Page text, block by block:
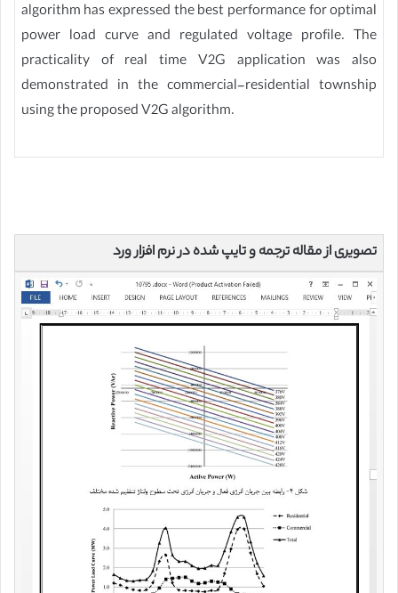
algorithm has expressed the best performance for optimal
power load curve and regulated voltage profile. The
practicality of real time V2G application was also
demonstrated in the commercial-residential township
using the proposed V2G algorithm.
تصویری از مقاله ترجمه و تایپ شده در نرم افزار ورد